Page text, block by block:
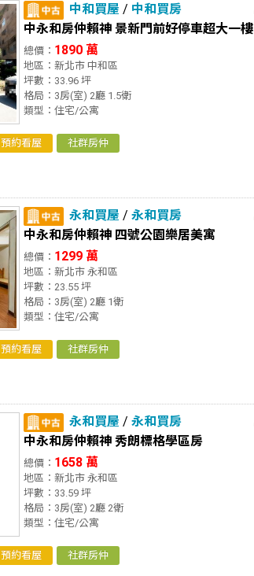
中和買屋 / 中和買房
中永和房仲賴神 景新門前好停車超大一樓
總價： 1890 萬
地區：新北市 中和區
坪數：33.96 坪
格局：3房(室) 2廳 1.5衛
類型：住宅/公寓
預約看屋 社群房仲
永和買屋 / 永和買房
中永和房仲賴神 四號公園樂居美寓
總價： 1299 萬
地區：新北市 永和區
坪數：23.55 坪
格局：3房(室) 2廳 1衛
類型：住宅/公寓
預約看屋 社群房仲
永和買屋 / 永和買房
中永和房仲賴神 秀朗標格學區房
總價： 1658 萬
地區：新北市 永和區
坪數：33.59 坪
格局：3房(室) 2廳 2衛
類型：住宅/公寓
預約看屋 社群房仲